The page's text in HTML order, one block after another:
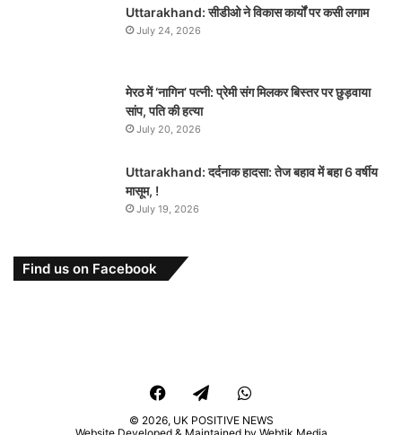
Uttarakhand: सीडीओ ने विकास कार्यों पर कसी लगाम
July 24, 2026
मेरठ में ‘नागिन’ पत्नी: प्रेमी संग मिलकर बिस्तर पर छुड़वाया
सांप, पति की हत्या
July 20, 2026
Uttarakhand: दर्दनाक हादसा: तेज बहाव में बहा 6 वर्षीय
मासूम, !
July 19, 2026
Find us on Facebook
FacebookTelegramWhatsApp
© 2026, UK POSITIVE NEWS